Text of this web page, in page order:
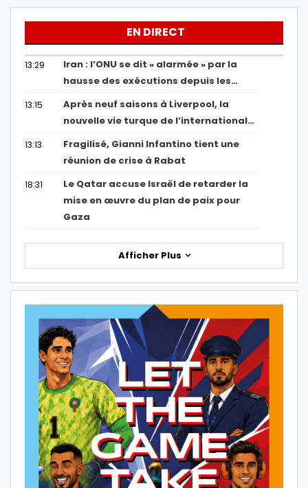
EN DIRECT
13:29
Iran : l’ONU se dit « alarmée » par la
hausse des exécutions depuis les…
13:15
Après neuf saisons à Liverpool, la
nouvelle vie turque de l’international…
13:13
Fragilisé, Gianni Infantino tient une
réunion de crise à Rabat
18:31
Le Qatar accuse Israël de retarder la
mise en œuvre du plan de paix pour
Gaza
Afficher Plus